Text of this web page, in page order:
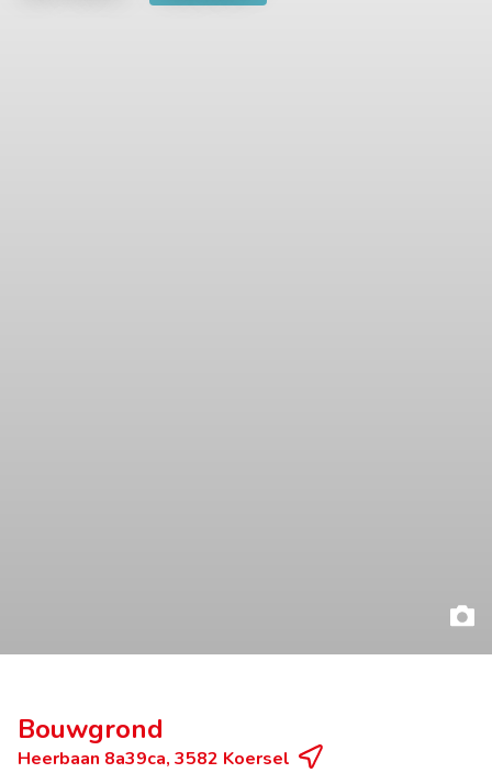
Bouwgrond
Heerbaan 8a39ca, 3582 Koersel